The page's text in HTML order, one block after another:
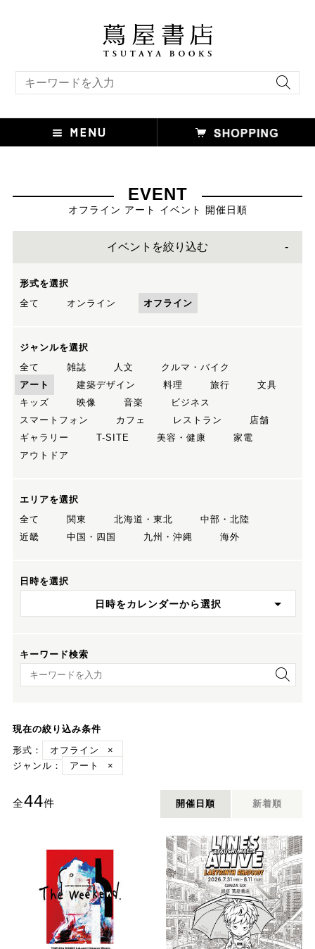
EVENT
オフライン アート イベント 開催日順
イベントを絞り込む
形式を選択
全て
オンライン オフライン
ジャンルを選択
全て
雑誌 人文
クルマ・バイク
アート
建築デザイン 料理 旅行
文具
キッズ
映像 音楽
ビジネス
スマートフォン
カフェ レストラン
店舗
ギャラリー
T-SITE 美容・健康
家電
アウトドア
エリアを選択
全て
関東 北海道・東北
中部・北陸
近畿
中国・四国 九州・沖縄 海外
日時を選択
日時をカレンダーから選択
キーワード検索
キーワード検索
現在の絞り込み条件
形式：
オフライン
×
ジャンル：
アート ×
全44件 開催日順 新着順